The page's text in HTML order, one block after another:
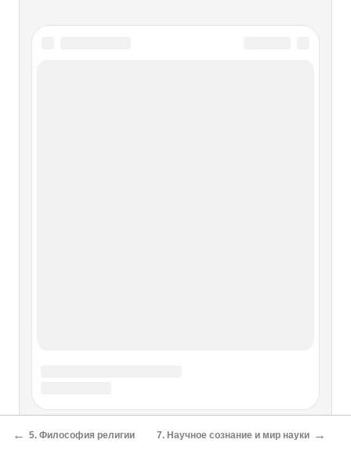
← 5. Философия религии 7. Научное сознание и мир науки →